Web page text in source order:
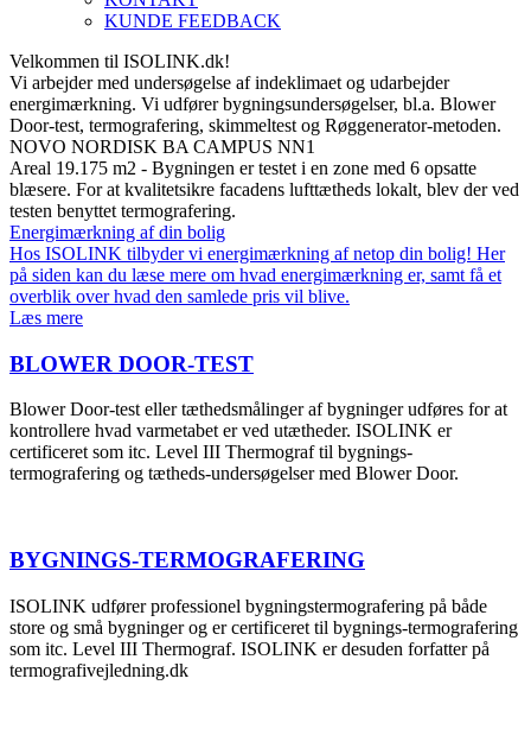
KUNDE FEEDBACK
Velkommen til ISOLINK.dk!
Vi arbejder med undersøgelse af indeklimaet og udarbejder
energimærkning. Vi udfører bygningsundersøgelser, bl.a. Blower
Door-test, termografering, skimmeltest og Røggenerator-metoden.
NOVO NORDISK BA CAMPUS NN1
Areal 19.175 m2 - Bygningen er testet i en zone med 6 opsatte
blæsere. For at kvalitetsikre facadens lufttætheds lokalt, blev der ved
testen benyttet termografering.
Energimærkning af din bolig
Hos ISOLINK tilbyder vi energimærkning af netop din bolig! Her
på siden kan du læse mere om hvad energimærkning er, samt få et
overblik over hvad den samlede pris vil blive.
Læs mere
BLOWER DOOR-TEST
Blower Door-test eller tæthedsmålinger af bygninger udføres for at
kontrollere hvad varmetabet er ved utætheder. ISOLINK er
certificeret som itc. Level III Thermograf til bygnings-
termografering og tætheds-undersøgelser med Blower Door.
BYGNINGS-TERMOGRAFERING
ISOLINK udfører professionel bygningstermografering på både
store og små bygninger og er certificeret til bygnings-termografering
som itc. Level III Thermograf. ISOLINK er desuden forfatter på
termografivejledning.dk